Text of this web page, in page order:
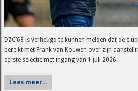
DZC’68 is verheugd te kunnen melden dat de
bereikt met Frank van Kouwen over zijn
eerste selectie met ingang van 1 juli 2026.
Lees meer...